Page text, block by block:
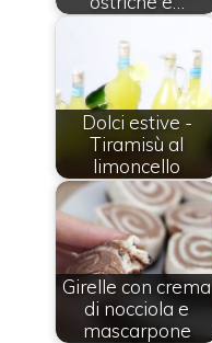
Dolci estive -
Tiramisù al
limoncello
Girelle con crema
di nocciola e
mascarpone